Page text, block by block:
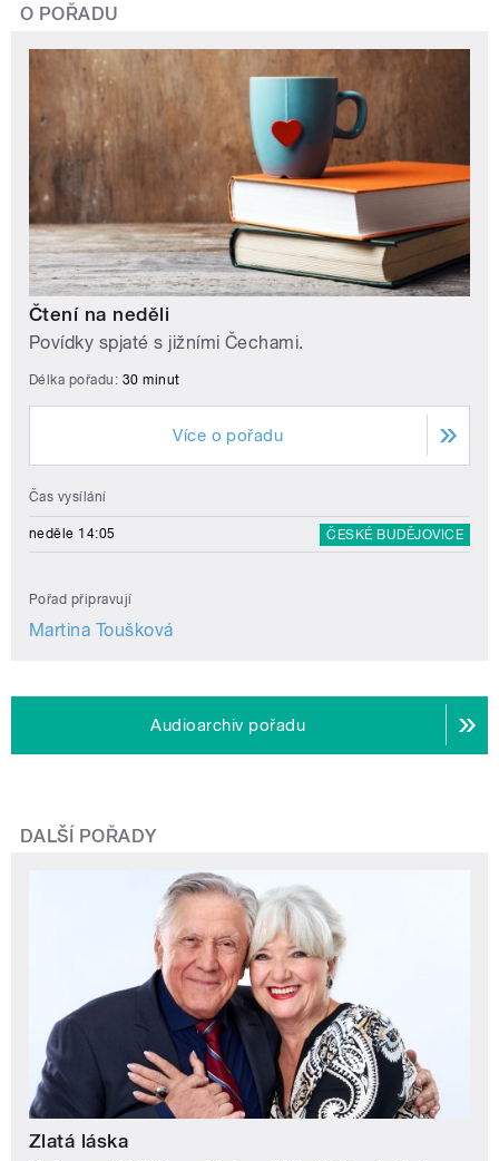
O POŘADU
Čtení na neděli
Povídky spjaté s jižními Čechami.
Délka pořadu: 30 minut
Více o pořadu
Čas vysílání
neděle 14:05 ČESKÉ BUDĚJOVICE
Pořad připravují
Martina Toušková
Audioarchiv pořadu
DALŠÍ POŘADY
Zlatá láska